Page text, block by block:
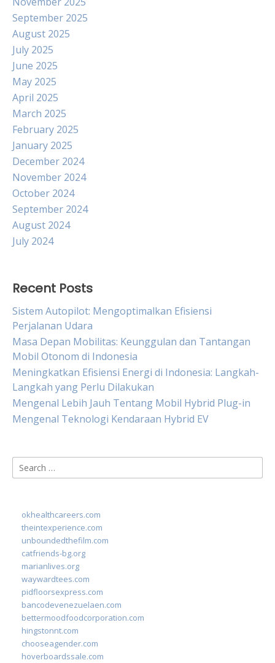
September 2025
August 2025
July 2025
June 2025
May 2025
April 2025
March 2025
February 2025
January 2025
December 2024
November 2024
October 2024
September 2024
August 2024
July 2024
Recent Posts
Sistem Autopilot: Mengoptimalkan Efisiensi
Perjalanan Udara
Masa Depan Mobilitas: Keunggulan dan Tantangan
Mobil Otonom di Indonesia
Meningkatkan Efisiensi Energi di Indonesia: Langkah-
Langkah yang Perlu Dilakukan
Mengenal Lebih Jauh Tentang Mobil Hybrid Plug-in
Mengenal Teknologi Kendaraan Hybrid EV
Search
for:
okhealthcareers.com
theintexperience.com
unboundedthefilm.com
catfriends-bg.org
marianlives.org
waywardtees.com
pidfloorsexpress.com
bancodevenezuelaen.com
bettermoodfoodcorporation.com
hingstonnt.com
chooseagender.com
hoverboardssale.com